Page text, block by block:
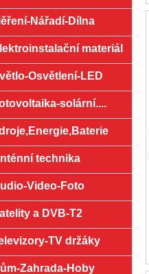
Nářadí-Dílna
materiál
Osvětlení-LED
solární....
technika
Video-Foto
a DVB-T2
TV držáky
Zahrada-Hoby